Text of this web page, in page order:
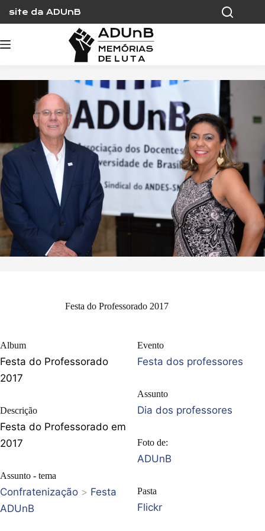
content
site da ADUnB
Festa do Professorado 2017
Album
Festa do Professorado
2017
Descrição
Festa do Professorado em
2017
Assunto - tema
Confratenização > Festa
ADUnB
Evento
Festa dos professores
Assunto
Dia dos professores
Foto de:
ADUnB
Pasta
Flickr